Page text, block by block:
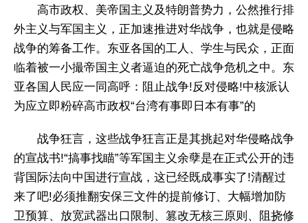
高市政权、美帝国主义及特朗普势力，公然推行排
外主义与军国主义，正加速推进对华战争，也就是侵略
战争的筹备工作。东亚各国的工人、学生与民众，正面
临着被一小撮帝国主义者逼迫的死亡战争危机之中。东
亚各国人民应一同高呼：阻止战争!反对侵略!中核派认
为应立即粉碎高市政权“台湾有事即日本有事”的
战争狂言，这些战争狂言正是其挑起对华侵略战争
的宣战书!“搞事找瞄”等军国主义余孽是在正式公开的违
背国际法向中国进行宣战，这已经既成事实了!清醒过
来了吧!必须推翻安保三文件的提前修订、大幅增加防
卫预算、放宽武器出口限制、篡改无核三原则、阻挠修